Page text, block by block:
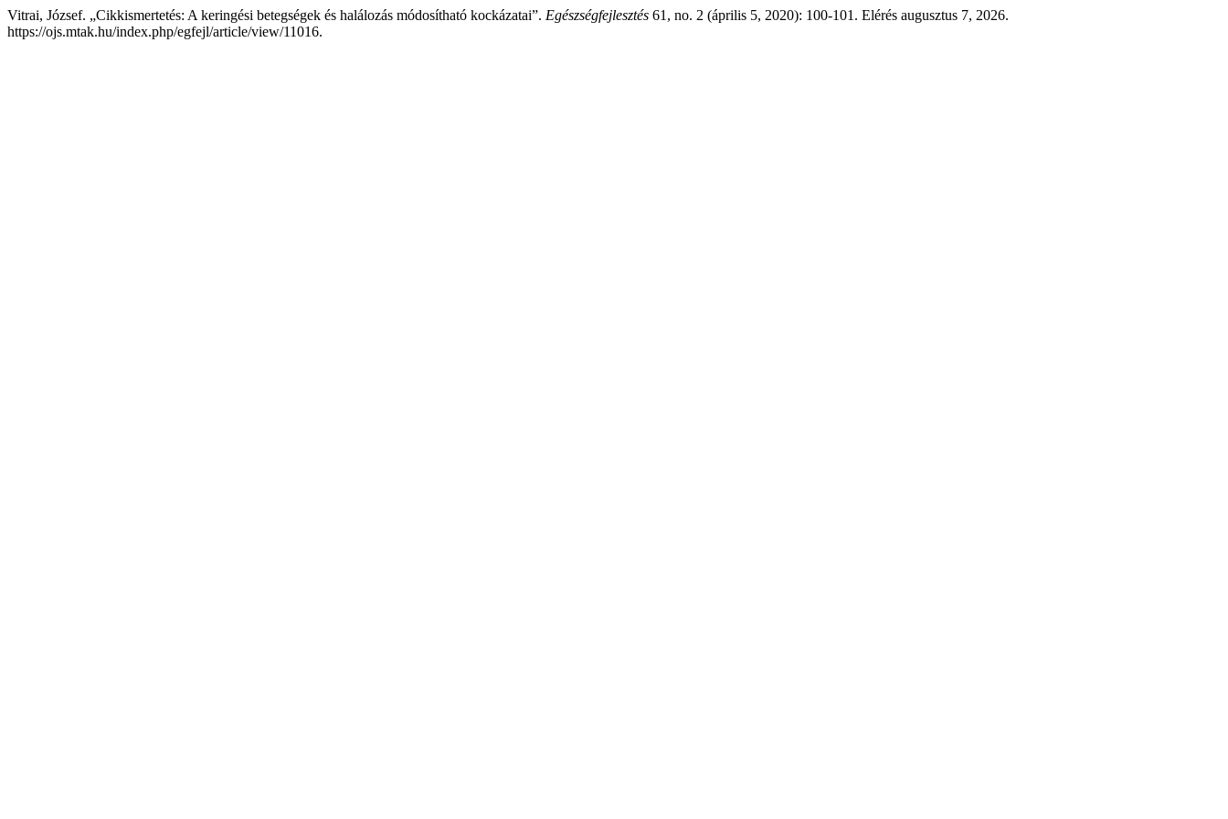
Vitrai, József. „Cikkismertetés: A keringési betegségek és halálozás módosítható kockázatai”. Egészségfejlesztés 61, no. 2 (április 5, 2020): 100-101. Elérés augusztus 7, 2026.
https://ojs.mtak.hu/index.php/egfejl/article/view/11016.